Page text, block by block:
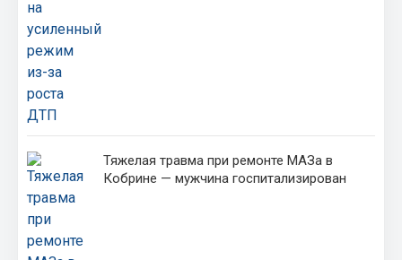
Тяжелая травма при ремонте МАЗа в
Кобрине — мужчина госпитализирован